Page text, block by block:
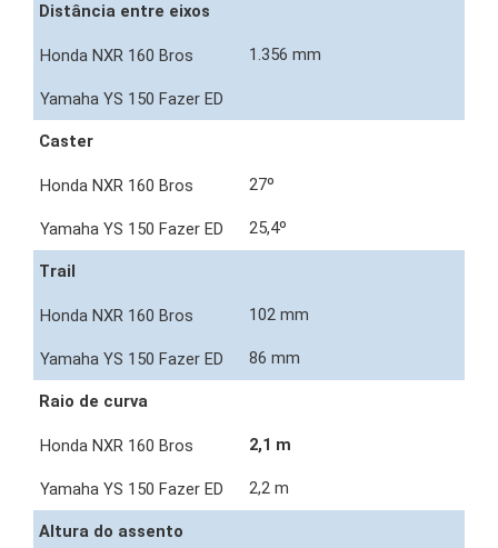
Distância entre eixos
1.356 mm
Caster
27º
25,4º
Trail
102 mm
86 mm
Raio de curva
2,1 m
2,2 m
Altura do assento